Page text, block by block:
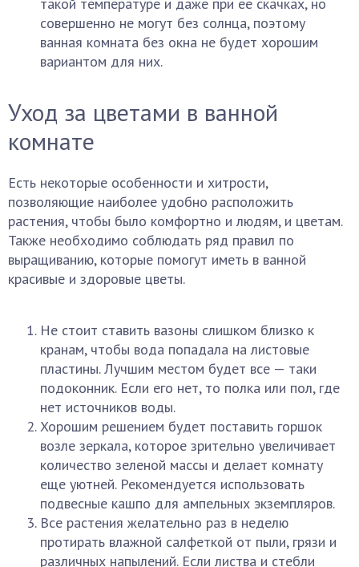
совершенно не могут без солнца, поэтому
ванная комната без окна не будет хорошим
вариантом для них.
Уход за цветами в ванной
комнате
Есть некоторые особенности и хитрости,
позволяющие наиболее удобно расположить
растения, чтобы было комфортно и людям, и цветам.
Также необходимо соблюдать ряд правил по
выращиванию, которые помогут иметь в ванной
красивые и здоровые цветы.
Не стоит ставить вазоны слишком близко к
кранам, чтобы вода попадала на листовые
пластины. Лучшим местом будет все — таки
подоконник. Если его нет, то полка или пол, где
нет источников воды.
Хорошим решением будет поставить горшок
возле зеркала, которое зрительно увеличивает
количество зеленой массы и делает комнату
еще уютней. Рекомендуется использовать
подвесные кашпо для ампельных экземпляров.
Все растения желательно раз в неделю
протирать влажной салфеткой от пыли, грязи и
различных напылений. Если листва и стебли